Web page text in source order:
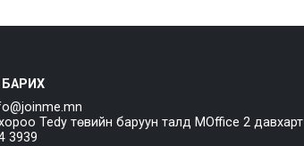
Tedy төвийн баруун талд MOffice 2 давхарт
3939